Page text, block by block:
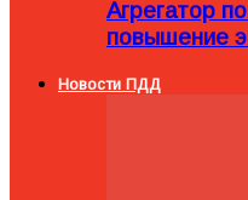
Агрегатор
повышение
Новости ПДД